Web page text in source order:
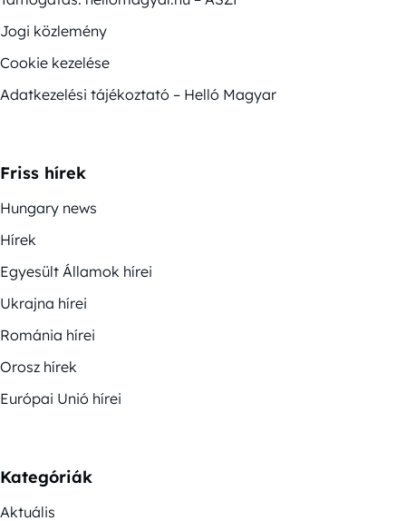
Jogi közlemény
Cookie kezelése
Adatkezelési tájékoztató – Helló Magyar
Friss hírek
Hungary news
Hírek
Egyesült Államok hírei
Ukrajna hírei
Románia hírei
Orosz hírek
Európai Unió hírei
Kategóriák
Aktuális